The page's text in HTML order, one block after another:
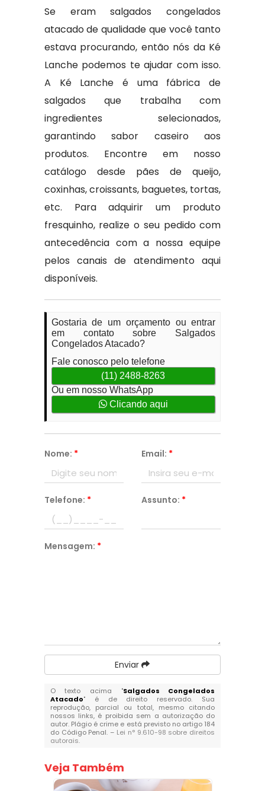
Se eram salgados congelados
atacado de qualidade que você tanto
estava procurando, então nós da Ké
Lanche podemos te ajudar com isso.
A Ké Lanche é uma fábrica de
salgados que trabalha com
ingredientes selecionados,
garantindo sabor caseiro aos
produtos. Encontre em nosso
catálogo desde pães de queijo,
coxinhas, croissants, baguetes, tortas,
etc. Para adquirir um produto
fresquinho, realize o seu pedido com
antecedência com a nossa equipe
pelos canais de atendimento aqui
disponíveis.
Gostaria de um orçamento ou entrar
em contato sobre Salgados
Congelados Atacado?
Fale conosco pelo telefone
(11) 2488-8263
Ou em nosso WhatsApp
Clicando aqui
Nome: * Email: *
Telefone: * Assunto: *
Mensagem: *
Enviar
O texto acima "Salgados Congelados
Atacado" é de direito reservado. Sua
reprodução, parcial ou total, mesmo citando
nossos links, é proibida sem a autorização do
autor. Plágio é crime e está previsto no artigo 184
do Código Penal. – Lei n° 9.610-98 sobre direitos
autorais.
Veja Também